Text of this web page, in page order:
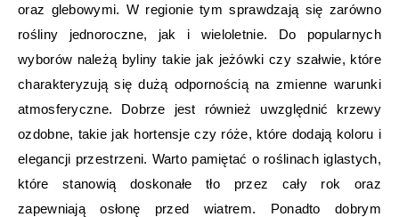
oraz glebowymi. W regionie tym sprawdzają się zarówno
rośliny jednoroczne, jak i wieloletnie. Do popularnych
wyborów należą byliny takie jak jeżówki czy szałwie, które
charakteryzują się dużą odpornością na zmienne warunki
atmosferyczne. Dobrze jest również uwzględnić krzewy
ozdobne, takie jak hortensje czy róże, które dodają koloru i
elegancji przestrzeni. Warto pamiętać o roślinach iglastych,
które stanowią doskonałe tło przez cały rok oraz
zapewniają osłonę przed wiatrem. Ponadto dobrym